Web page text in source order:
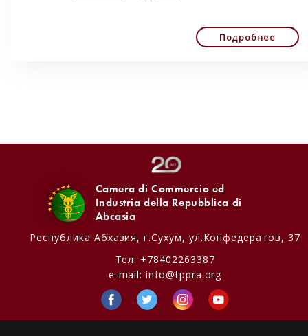
Подробнее
Camera di Commercio ed
Industria della Repubblica di
Abcasia
Республика Абхазия, г.Сухум, ул.Конфедератов, 37
Тел: +78402263387
e-mail:info@tppra.org